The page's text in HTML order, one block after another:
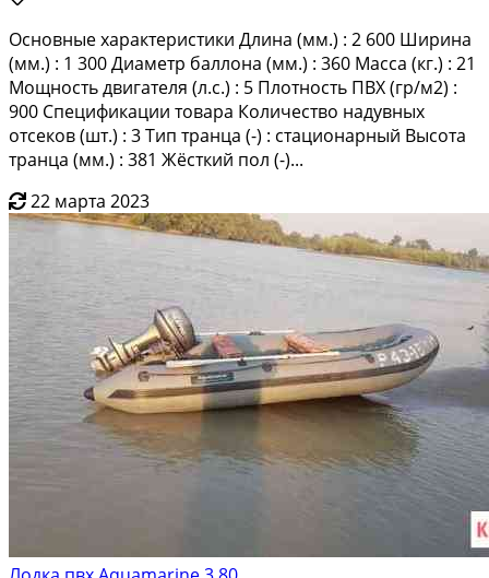
Основные характеристики Длина (мм.) : 2 600 Ширина
(мм.) : 1 300 Диаметр баллона (мм.) : 360 Масса (кг.) : 21
Мощность двигателя (л.с.) : 5 Плотность ПВХ (гр/м2) :
900 Спецификации товара Количество надувных
отсеков (шт.) : 3 Тип транца (-) : стационарный Высота
транца (мм.) : 381 Жёсткий пол (-)...
22 марта 2023